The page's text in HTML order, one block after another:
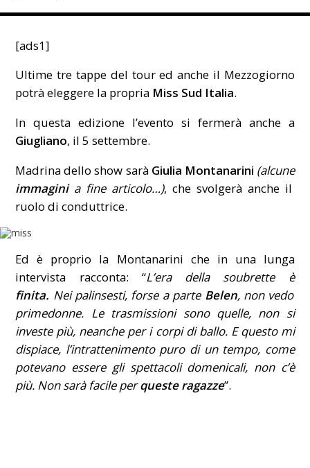
[ads1]
Ultime tre tappe del tour ed anche il Mezzogiorno
potrà eleggere la propria Miss Sud Italia.
In questa edizione l’evento si fermerà anche a
Giugliano, il 5 settembre.
Madrina dello show sarà Giulia Montanarini (alcune
immaginia fine articolo…), che svolgerà anche il
ruolo di conduttrice.
Ed è proprio la Montanarini che in una lunga
intervista racconta: “L’era della soubrette è
finita. Nei palinsesti, forse a parteBelen, non vedo
primedonne. Le trasmissioni sono quelle, non si
investe più, neanche per i corpi di ballo. E questo mi
dispiace, l’intrattenimento puro di un tempo, come
potevano essere gli spettacoli domenicali, non c’è
più. Non sarà facile perqueste ragazze”.